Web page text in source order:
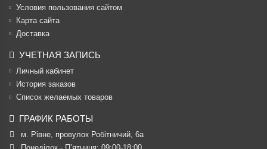
Условия пользования сайтом
Карта сайта
Доставка
УЧЕТНАЯ ЗАПИСЬ
Личный кабинет
История заказов
Список желаемых товаров
ГРАФИК РАБОТЫ
м. Рівне, провулок Робітничий, 6а